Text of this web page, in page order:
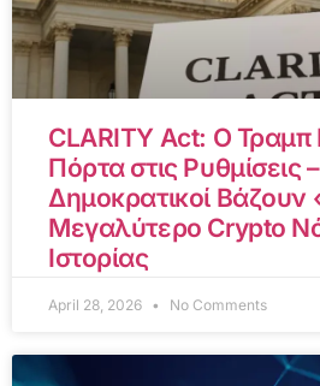
CLARITY Act: Ο Τραμπ
Πόρτα στις Ρυθμίσεις
Δημοκρατικοί Βάζουν
Μεγαλύτερο Crypto
Ιστορίας
April 28, 2026 No Comments